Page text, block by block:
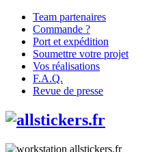
Team partenaires
Commande ?
Port et expédition
Soumettre votre projet
Vos réalisations
F.A.Q.
Revue de presse